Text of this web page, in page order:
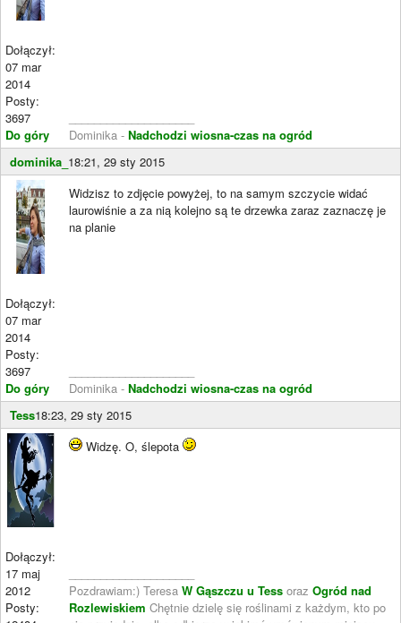
Dołączył:
07 mar
2014
Posty:
3697
Do góry
Dominika - Nadchodzi wiosna-czas na ogród
dominika_ 18:21, 29 sty 2015
Dołączył:
07 mar
2014
Posty:
3697
Do góry
Widzisz to zdjęcie powyżej, to na samym szczycie widać
laurowiśnie a za nią kolejno są te drzewka zaraz zaznaczę je
na planie
Dominika - Nadchodzi wiosna-czas na ogród
Tess18:23, 29 sty 2015
Dołączył:
17 maj
2012
Posty:
Widzę. O, ślepota
Pozdrawiam:) Teresa W Gąszczu u Tess oraz Ogród nad
Rozlewiskiem Chętnie dzielę się roślinami z każdym, kto po